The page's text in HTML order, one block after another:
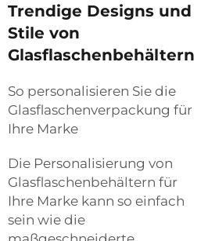
Trendige Designs und
Stile von
Glasflaschenbehältern
So personalisieren Sie die
Glasflaschenverpackung für
Ihre Marke
Die Personalisierung von
Glasflaschenbehältern für
Ihre Marke kann so einfach
sein wie die